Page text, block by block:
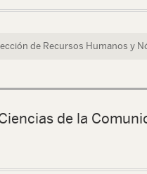
de Recursos Humanos y
de la